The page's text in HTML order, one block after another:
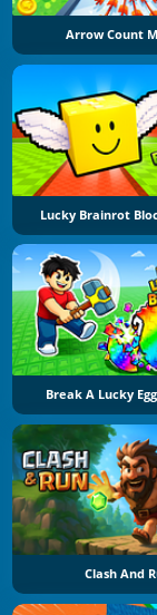
Arrow Count
Lucky Brainrot
Break A Lucky
Clash And